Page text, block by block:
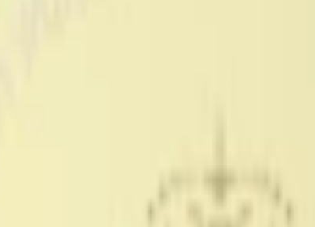
Du fuktar och smaksätter själv ditt snus efter recept.